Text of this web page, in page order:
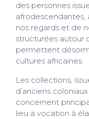
des personnes
afrodescendantes,
nos regards et de
structurées autour
permettent
cultures africaines.
Les collections,
d’anciens
concernent
lieu a vocation à